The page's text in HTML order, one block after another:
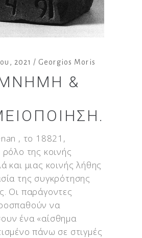
2021 Georgios Moris
&
, το 18821,
ρόλο της κοινής
και μιας κοινής λήθης
της συγκρότησης
Οι παράγοντες
να
ένα «αίσθημα
πάνω σε στιγμές